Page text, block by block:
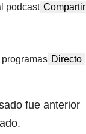
podcast Compartir
Directo
fue anterior